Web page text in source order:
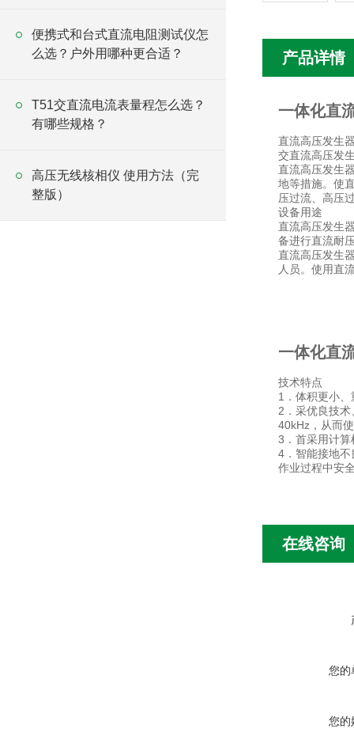
便携式和台式直流电阻测试仪怎
么选？户外用哪种更合适？
T51交直流电流表量程怎么选？
有哪些规格？
高压无线核相仪 使用方法（完
整版）
产品详情
一体化直
直流高压发生
交直流高压发
直流高压发生
地等措施。使
压过流、高压
设备用途
直流高压发生
备进行直流耐
直流高压发生
人员。使用直
一体化直
技术特点
1．体积更小
2．采优良技
40kHz，从而
3．首采用计
4．智能接地
作业过程中安
在线咨询
您的
您的